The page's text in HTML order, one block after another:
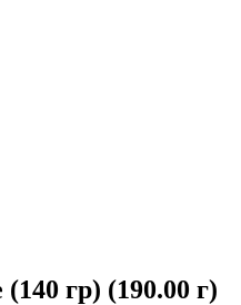
гр) (190.00 г)